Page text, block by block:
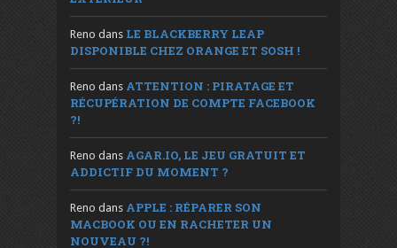
Reno dans LE BLACKBERRY LEAP
DISPONIBLE CHEZ ORANGE ET SOSH !
Reno dans ATTENTION : PIRATAGE ET
RÉCUPÉRATION DE COMPTE FACEBOOK
?!
Reno dans AGAR.IO, LE JEU GRATUIT ET
ADDICTIF DU MOMENT ?
Reno dans APPLE : RÉPARER SON
MACBOOK OU EN RACHETER UN
NOUVEAU ?!